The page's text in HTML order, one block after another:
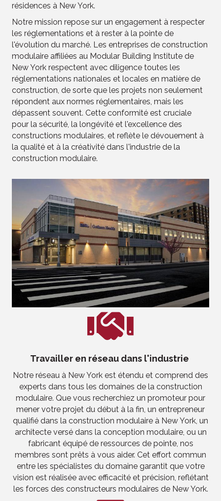
résidences à New York.
Notre mission repose sur un engagement à respecter
les réglementations et à rester à la pointe de
l'évolution du marché. Les entreprises de construction
modulaire affiliées au Modular Building Institute de
New York respectent avec diligence toutes les
réglementations nationales et locales en matière de
construction, de sorte que les projets non seulement
répondent aux normes réglementaires, mais les
dépassent souvent. Cette conformité est cruciale
pour la sécurité, la longévité et l'excellence des
constructions modulaires, et reflète le dévouement à
la qualité et à la créativité dans l'industrie de la
construction modulaire.
Travailler en réseau dans l'industrie
Notre réseau à New York est étendu et comprend des
experts dans tous les domaines de la construction
modulaire. Que vous recherchiez un promoteur pour
mener votre projet du début à la fin, un entrepreneur
qualifié dans la construction modulaire à New York, un
architecte versé dans la conception modulaire, ou un
fabricant équipé de ressources de pointe, nos
membres sont prêts à vous aider. Cet effort commun
entre les spécialistes du domaine garantit que votre
vision est réalisée avec efficacité et précision, reflétant
les forces des constructeurs modulaires de New York.